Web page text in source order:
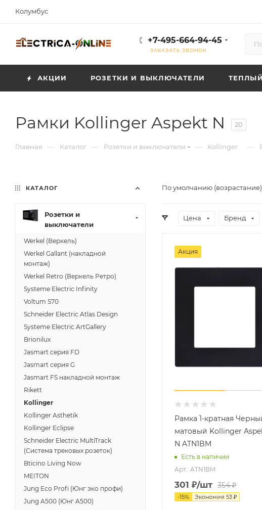
Колумбус
+7-495-664-94-45
ЗАКАЗАТЬ ЗВОНОК
АКЦИИ РОЗЕТКИ И ВЫКЛЮЧАТЕЛИ
Рамки Kollinger Aspekt N 20
Главная — Каталог — Розетки и выключатели — Kollinger —
По умолчанию (возрастание)
Цена Бренд
Акция
Рамка 1-кратная
матовый Kollinger
N ATN1BM
Есть в наличии
Арт.: ATN1BM
301 ₽/шт 354₽
-15% Экономия 53 ₽
КАТАЛОГ
Розетки и
выключатели
Werkel (Веркель)
Werkel Gallant (накладной
монтаж)
Werkel Retro (Веркель Ретро)
Systeme Electric Infinity
Voltum S70
Schneider Electric Atlas Design
Systeme Electric ArtGallery
Brionilux
Jasmart серия FD
Jasmart серия G
Jasmart FS накладной монтаж
Rikett
Kollinger
Kollinger Asthetik
Kollinger Eclipse
Schneider Electric MultiTrack
(Система трековых розеток)
Bticino Living Now
MEITON
Jung Eco Profi (Юнг эко профи)
Jung A500 (Юнг A500)